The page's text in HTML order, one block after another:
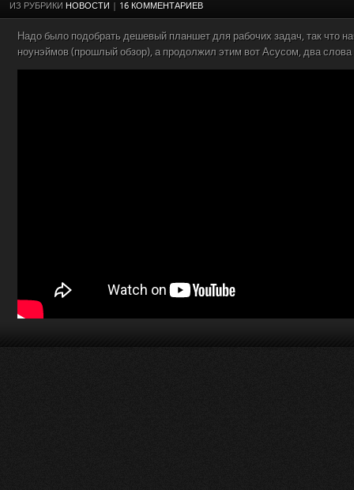
ИЗ РУБРИКИ НОВОСТИ | 16 КОММЕНТАРИЕВ
Надо было подобрать дешевый планшет для рабочих задач, так что
ноунэймов (прошлый обзор), а продолжил этим вот Асусом, два слова